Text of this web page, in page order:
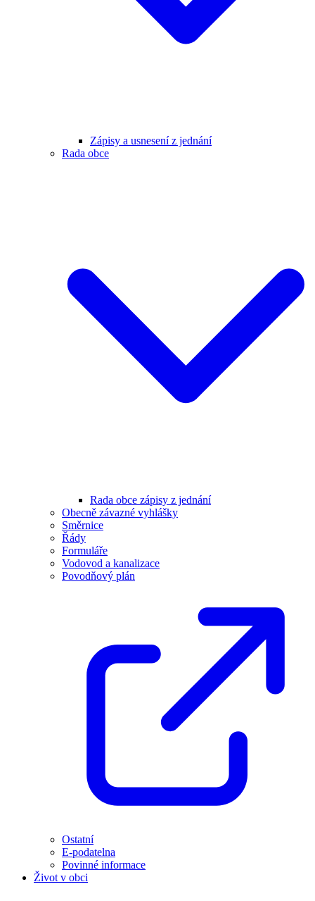
Zápisy a usnesení z jednání
Rada obce
Rada obce zápisy z jednání
Obecně závazné vyhlášky
Směrnice
Řády
Formuláře
Vodovod a kanalizace
Povodňový plán
Ostatní
E-podatelna
Povinné informace
Život v obci